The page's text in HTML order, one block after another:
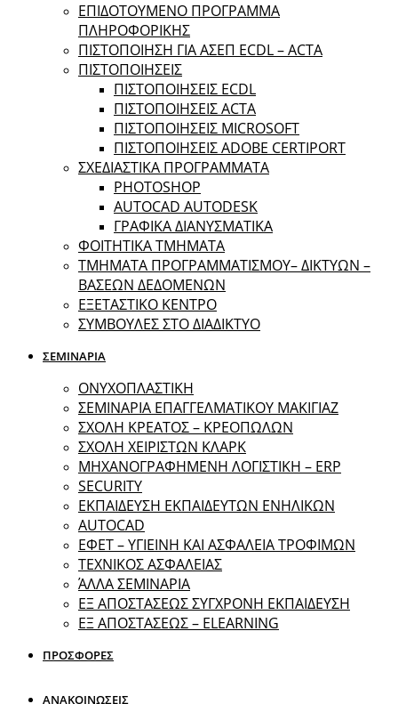
ΕΠΙΔΟΤΟΥΜΕΝΟ ΠΡΟΓΡΑΜΜΑ
ΠΛΗΡΟΦΟΡΙΚΗΣ
ΠIΣΤΟΠΟΙΗΣΗ ΓΙΑ ΑΣΕΠ ECDL – ACTA
ΠΙΣΤΟΠΟΙΗΣΕΙΣ
ΠΙΣΤΟΠΟΙΗΣΕΙΣ ECDL
ΠΙΣΤΟΠΟΙΗΣΕΙΣ ACTA
ΠΙΣΤΟΠΟΙΗΣΕΙΣ MICROSOFT
ΠΙΣΤΟΠΟΙΗΣΕΙΣ ADOBE CERTIPORT
ΣΧΕΔΙΑΣΤΙΚΑ ΠΡΟΓΡΑΜΜΑΤΑ
PHOTOSHOP
AUTOCAD AUTODESK
ΓΡΑΦΙΚΑ ΔΙΑΝΥΣΜΑΤΙΚΑ
ΦΟΙΤΗΤΙΚΑ ΤΜΗΜΑΤΑ
ΤΜΗΜΑΤΑ ΠΡΟΓΡΑΜΜΑΤΙΣΜΟΥ– ΔΙΚΤΥΩΝ –
ΒΑΣΕΩΝ ΔΕΔΟΜΕΝΩΝ
ΕΞΕΤΑΣΤΙΚΟ ΚΕΝΤΡΟ
ΣΥΜΒΟΥΛΕΣ ΣΤΟ ΔΙΑΔΙΚΤΥΟ
ΣΕΜΙΝΑΡΙΑ
ΟΝΥΧΟΠΛΑΣΤΙΚΗ
ΣΕΜΙΝΑΡΙΑ ΕΠΑΓΓΕΛΜΑΤΙΚΟΥ ΜΑΚΙΓΙΑΖ
ΣΧΟΛΗ ΚΡΕΑΤΟΣ – ΚΡΕΟΠΩΛΩΝ
ΣΧΟΛΗ ΧΕΙΡΙΣΤΩΝ ΚΛΑΡΚ
ΜΗΧΑΝΟΓΡΑΦΗΜΕΝΗ ΛΟΓΙΣΤΙΚΗ – ERP
SECURITY
ΕΚΠΑΙΔΕΥΣΗ ΕΚΠΑΙΔΕΥΤΩΝ ΕΝΗΛΙΚΩΝ
ΑUTOCAD
ΕΦΕΤ – ΥΓΙΕΙΝΗ ΚΑΙ ΑΣΦΑΛΕΙΑ ΤΡΟΦΙΜΩΝ
ΤΕΧΝΙΚΟΣ ΑΣΦΑΛΕΙΑΣ
ΆΛΛΑ ΣΕΜΙΝΑΡΙΑ
EΞ ΑΠΟΣΤΑΣΕΩΣ ΣΥΓΧΡΟΝΗ ΕΚΠΑΙΔΕΥΣΗ
ΕΞ ΑΠΟΣΤΑΣΕΩΣ – ELEARNING
ΠΡΟΣΦΟΡΕΣ
ΑΝΑΚΟΙΝΩΣΕΙΣ